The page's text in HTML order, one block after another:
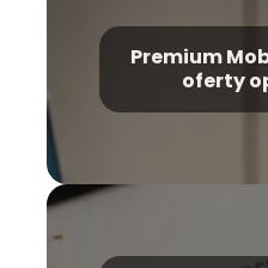
Premium
oferty